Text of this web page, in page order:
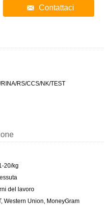
Contattaci
RS/CCS/NK/TEST
20/kg
del lavoro
Western Union, MoneyGram